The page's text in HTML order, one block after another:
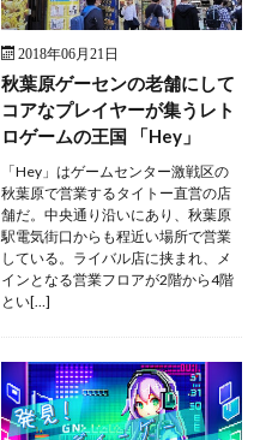
2018年06月21日
秋葉原ゲーセンの老舗にして
コアなプレイヤーが集うレト
ロゲームの王国 「Hey」
「Hey」はゲームセンター激戦区の
秋葉原で営業するタイトー直営の店
舗だ。中央通り沿いにあり、秋葉原
駅電気街口からも程近い場所で営業
している。ライバル店に挟まれ、メ
インとなる営業フロアが2階から4階
とい[…]